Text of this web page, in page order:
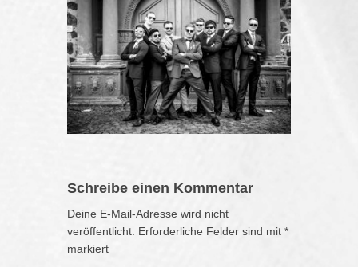
Schreibe einen Kommentar
Deine E-Mail-Adresse wird nicht
veröffentlicht. Erforderliche Felder sind mit *
markiert